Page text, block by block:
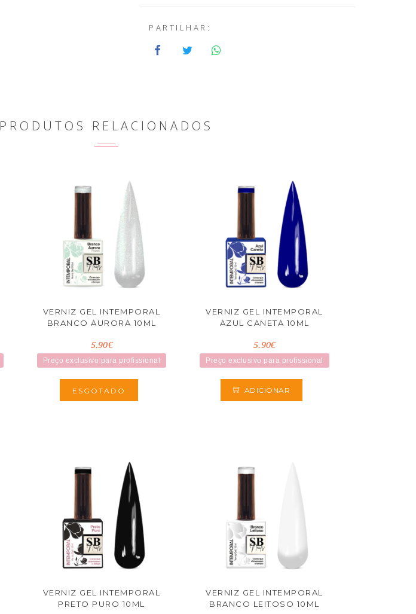
PARTILHAR:
PRODUTOS RELACIONADOS
VERNIZ GEL INTEMPORAL
BRANCO AURORA 10ML
5.90€
Preço exclusivo para profissional
ESGOTADO
VERNIZ GEL INTEMPORAL
AZUL CANETA 10ML
5.90€
Preço exclusivo para profissional
ADICIONAR
VERNIZ GEL INTEMPORAL
PRETO PURO 10ML
VERNIZ GEL INTEMPORAL
BRANCO LEITOSO 10ML